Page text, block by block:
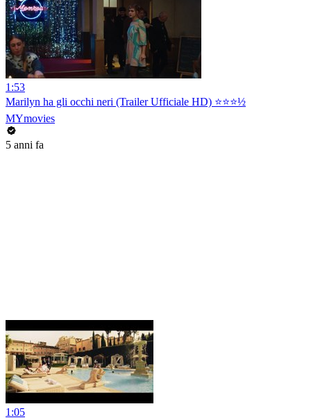
1:53
Marilyn ha gli occhi neri (Trailer Ufficiale HD) ⭐️⭐️⭐️½
MYmovies
5 anni fa
1:05